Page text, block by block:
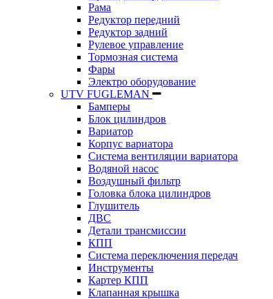
Рама
Редуктор передний
Редуктор задний
Рулевое управление
Тормозная система
Фары
Электро оборудование
UTV FUGLEMAN
Бамперы
Блок цилиндров
Вариатор
Корпус вариатора
Система вентиляции вариатора
Водяной насос
Воздушный фильтр
Головка блока цилиндров
Глушитель
ДВС
Детали трансмиссии
КПП
Система переключения передач
Инструменты
Картер КПП
Клапанная крышка